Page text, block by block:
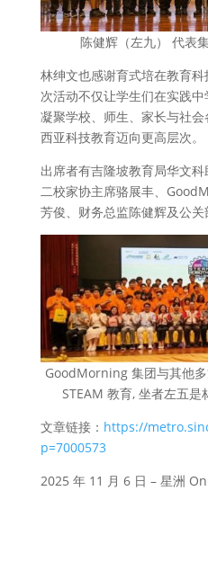
陈健辉（左九） 代表
林绅文也感谢育式培在教育
次活动不仅让学生们在实践
凝聚学校、师生、家长与社
西亚科技教育迈向更高层次。
出席者有吉隆坡教育局华文
二校家协主席骆展丰、
芳俊、财务总监陈健辉及公关
GoodMorning 集团与其他
STEAM 教育, 坐者左五是
文章链接： https://
p=7000573
2025 年 11 月 6 日 – 星洲